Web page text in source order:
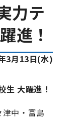
力テ
進！
3月13日(水)
生 大躍進！
中・富島